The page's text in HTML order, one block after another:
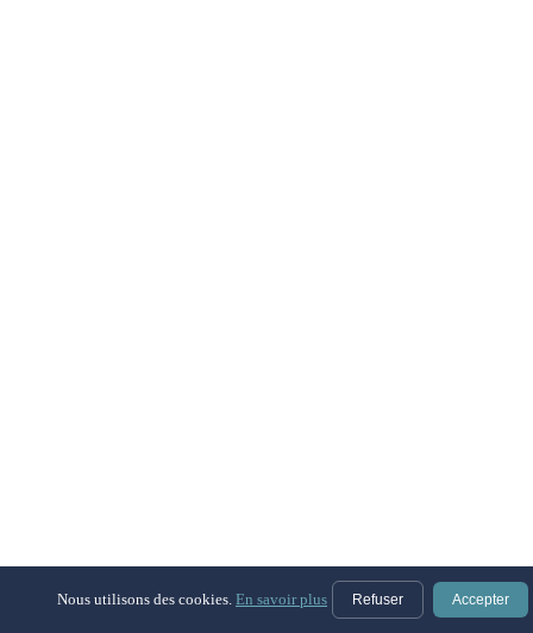
Nous utilisons des cookies. En savoir plus Refuser Accepter